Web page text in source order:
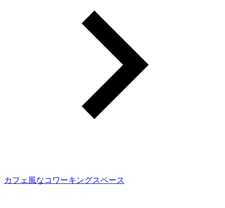
カフェ風なコワーキングスペース